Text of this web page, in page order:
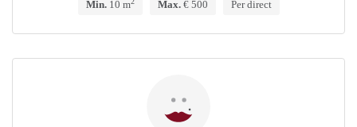
Min.10 m Max.€ 500 Per direct